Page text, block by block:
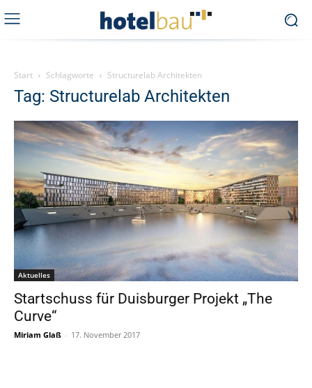
Start Schlagworte Structurelab Architekten
Tag: Structurelab Architekten
Aktuelles
Startschuss für Duisburger Projekt „The
Curve“
Miriam Glaß - 17. November 2017